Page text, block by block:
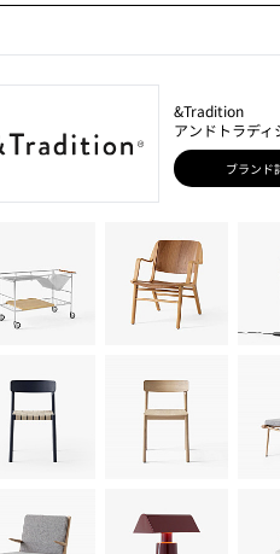
&Tradition
アンドトラディ
ブランド